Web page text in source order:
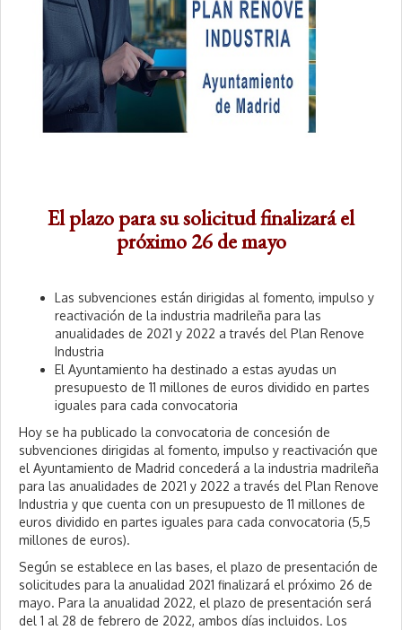
0
El plazo para su solicitud finalizará el
próximo 26 de mayo
Las subvenciones están dirigidas al fomento, impulso y
reactivación de la industria madrileña para las
anualidades de 2021 y 2022 a través del Plan Renove
Industria
El Ayuntamiento ha destinado a estas ayudas un
presupuesto de 11 millones de euros dividido en partes
iguales para cada convocatoria
Hoy se ha publicado la convocatoria de concesión de
subvenciones dirigidas al fomento, impulso y reactivación que
el Ayuntamiento de Madrid concederá a la industria madrileña
para las anualidades de 2021 y 2022 a través del Plan Renove
Industria y que cuenta con un presupuesto de 11 millones de
euros dividido en partes iguales para cada convocatoria (5,5
millones de euros).
Según se establece en las bases, el plazo de presentación de
solicitudes para la anualidad 2021 finalizará el próximo 26 de
mayo. Para la anualidad 2022, el plazo de presentación será
del 1 al 28 de febrero de 2022, ambos días incluidos. Los